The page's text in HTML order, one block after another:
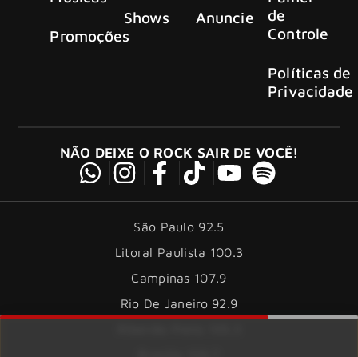
Promoções
Shows Anuncie
de
Controle
Políticas de
Privacidade
NÃO DEIXE O ROCK SAIR DE VOCÊ!
São Paulo 92.5
Litoral Paulista 100.3
Campinas 107.9
Rio De Janeiro 92.9